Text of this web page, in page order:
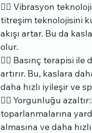
👉🏻 Vibrasyon
titreşim teknolojisini
akışı artar. Bu da
olur.
👉🏻 Basınç terapisi
artırır. Bu, kaslara
daha hızlı iyileşir ve
👉🏻 Yorgunluğu
toparlanmalarına
almasına ve daha